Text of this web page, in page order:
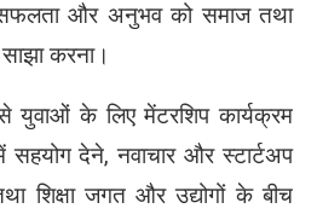
और अनुभव को समाज तथा
करना।
युवाओं के लिए मेंटरशिप कार्यक्रम
सहयोग देने, नवाचार और स्टार्टअप
शिक्षा जगत और उद्योगों के बीच